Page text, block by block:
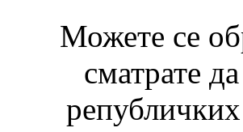
Можете се
сматрате